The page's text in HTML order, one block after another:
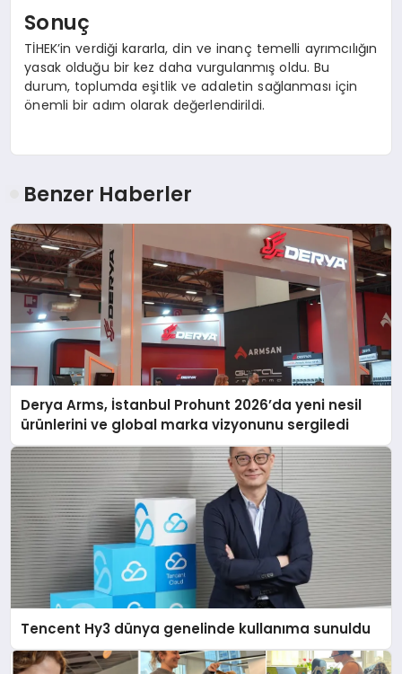
Sonuç
TİHEK’in verdiği kararla, din ve inanç temelli ayrımcılığın
yasak olduğu bir kez daha vurgulanmış oldu. Bu
durum, toplumda eşitlik ve adaletin sağlanması için
önemli bir adım olarak değerlendirildi.
Benzer Haberler
Derya Arms, İstanbul Prohunt 2026’da yeni nesil
ürünlerini ve global marka vizyonunu sergiledi
Tencent Hy3 dünya genelinde kullanıma sunuldu